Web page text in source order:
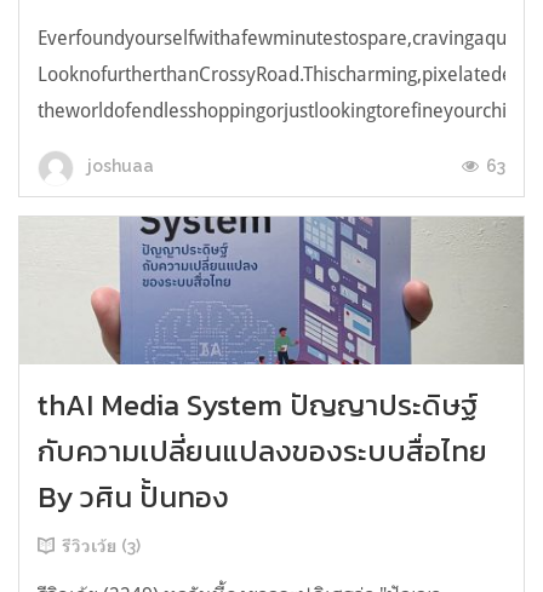
joshuaa 63
thAI Media System ปัญญาประดิษฐ์
กับความเปลี่ยนแปลงของระบบสื่อไทย
By วศิน ปั้นทอง
รีวิวเว้ย (3)